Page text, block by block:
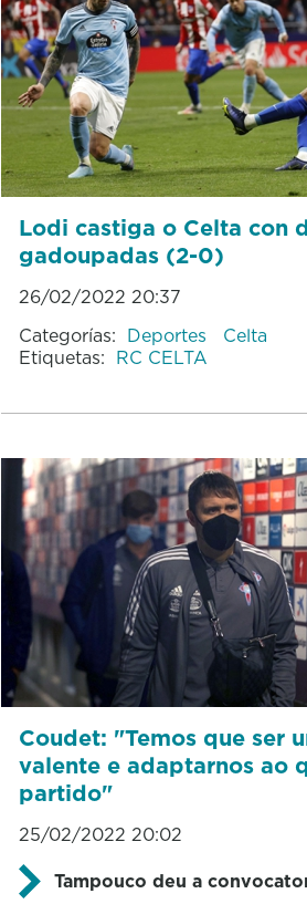
Lodi castiga o Celta con
gadoupadas (2-0)
26/02/2022 20:37
Categorías: Deportes
Celta
Etiquetas: RC CELTA
Coudet: "Temos que ser
valente e adaptarnos ao
partido"
25/02/2022 20:02
Tampouco deu a